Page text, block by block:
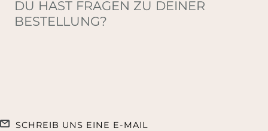
DU HAST FRAGEN ZU DEINER
BESTELLUNG?
SCHREIB UNS EINE E-MAIL